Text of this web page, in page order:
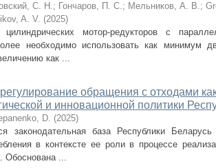
С. Н.; Гончаров, П. С.; Мельников, А. В.;
A. V. (2025)
цилиндрических мотор-редукторов с
необходимо использовать как минимум
как ...
обращения с отходами
и инновационной политики
D. (2025)
законодательная база Республики
в контексте ее роли в процессе
Обоснована ...